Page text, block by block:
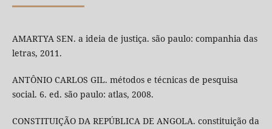
AMARTYA SEN. a ideia de justiça. são paulo: companhia das
letras, 2011.
ANTÔNIO CARLOS GIL. métodos e técnicas de pesquisa
social. 6. ed. são paulo: atlas, 2008.
CONSTITUIÇÃO DA REPÚBLICA DE ANGOLA. constituição da